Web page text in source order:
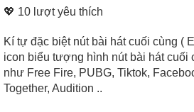
💖 10 lượt yêu thích
Kí tự đặc biệt nút bài hát cuối cùng (
icon biểu tượng hình nút bài hát cuối
như Free Fire, PUBG, Tiktok,
Together, Audition ..